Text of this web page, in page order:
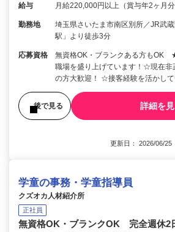
給与 月給220,000円以上（賞与年2ヶ月分
勤務地
埼玉県さいたま市南区別所／JR武
駅」より徒歩3分
応募資格
無資格OK・ブランクある方もOK
職場を盛り上げています！☆現在非
の方大歓迎！ ☆接客経験を活かし
後で見る 詳細を
更新日： 2026/06/
学童の事務・学童指導員
クズオカ人材紹介所
正社員
無資格OK・ブランクOK 完全週休2